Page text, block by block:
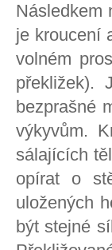
Následkem
je kroucení
volném
překližek).
bezprašné
výkyvům.
sálajících
opírat o
uložených
být stejné